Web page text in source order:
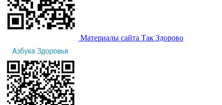
Материалы сайта Так Здорово